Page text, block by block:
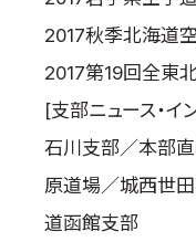
2017秋季北海道
2017第19回全東
[支部ニュース・イ
石川支部／本部
原道場／城西世
道函館支部